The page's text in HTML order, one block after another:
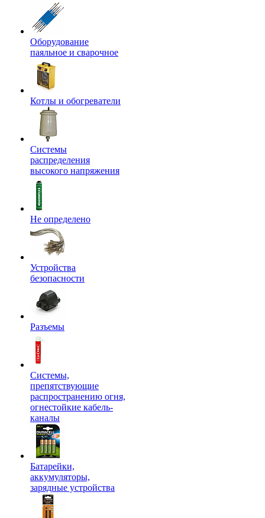
Оборудование
паяльное и сварочное
Котлы и обогреватели
Системы
распределения
высокого напряжения
Не определено
Устройства
безопасности
Разъемы
Системы,
препятствующие
распространению огня,
огнестойкие кабель-
каналы
Батарейки,
аккумуляторы,
зарядные устройства